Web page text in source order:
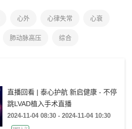
心外 心律失常 心衰
肺动脉高压 综合
直播回看 | 泰心护航 新启健康 - 不停
跳LVAD植入手术直播
2024-11-04 08:30 - 2024-11-04 10:30